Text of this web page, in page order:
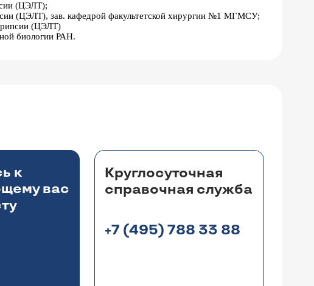
(ЦЭЛТ);
(ЦЭЛТ), зав. кафедрой факультетской хирургии №1 МГМСУ;
(ЦЭЛТ)
биологии РАН.
к
вас
Круглосуточная
справочная служба
+7 (495) 788 33 88